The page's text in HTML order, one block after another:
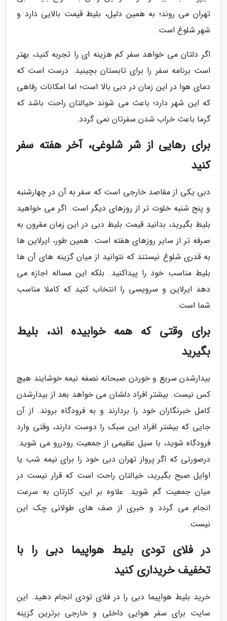
تهران می روند؛ به همین دلیل، بلیط قیمت بالایی دارد و
شهر شلوغ است.
اگر دلتان می خواهد سفر کم هزینه ای را تجربه کنید، بهتر
است برنامه سفر را برای تابستان بچینید. درست است که
دمای هوا در این زمان در دبی بالا است؛ اما امکانات رفاهی
که این شهر دارد؛ باعث می شوند خیالتان راحت باشد که
گرما باعث خراب شدن سفرتان نمی گردد.
برای رهایی از شر شلوغی، آخر هفته سفر
کنید
دبی یکی از مقاصد خارجی است که سفر به آن در چهارشنبه
و پنج شنبه خلوت تر از روزهای دیگر است. اگر می خواهید
بلیط بگیرید، بدانید قیمت بلیط دبی در این زمان مقرون به
صرفه تر از سایر روزهای هفته است. همین طور، ایرلاین ها
به قدری شلوغ نیستند که نتوانید از میان گزینه های آن ها
بلیط مناسب خود را پیداکنید. بلکه این مساله اجازه می
دهد ایرلاین و سرویسی را انتخاب کنید که کاملا مناسب
شما است.
برای وقتی که همه خوابیده اند، بلیط
بگیرید
بیدارشدن سریع و خوردن صبحانه نصفه نیمه خوشایند هیچ
کس نیست. بیشتر افراد دلشان می خواهد بعد از بیدارشدن
کامل خبرنگاران خود را بردارند و به فرودگاه بروند. از آن
جایی که بیشتر افراد این سبک را دوست دارند، وقتی وارد
فرودگاه شوید، با سیل عظیمی از جمعیت رودررو می شوید.
درصورتی که اگر پرواز تهران دبی خود را برای نیمه شب یا
اوایل صبح بگیرید، خیالتان راحت است که قرار نیست در
میان جمعیت گم شوید. علاوه بر این، کارتان به سرعت
انجام می گردد و خبری از صف های طولانی چک این
نیست.
در فلای تودی بلیط هواپیما دبی را با
تخفیف خریداری کنید
خرید بلیط هواپیما دبی را در فلای تودی انجام دهید. این
سایت برای سفر هوایی داخلی و خارجی برترین گزینه